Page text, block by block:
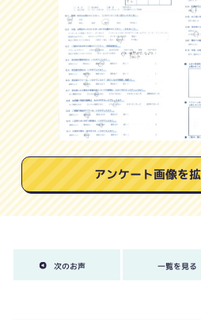
アンケート画像を
次のお声 一覧を見る